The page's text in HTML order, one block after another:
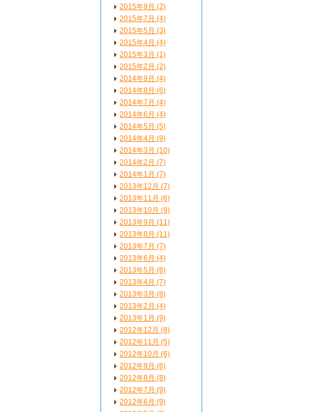
2015年9月 (2)
2015年7月 (4)
2015年5月 (3)
2015年4月 (4)
2015年3月 (1)
2015年2月 (2)
2014年9月 (4)
2014年8月 (6)
2014年7月 (4)
2014年6月 (4)
2014年5月 (5)
2014年4月 (9)
2014年3月 (10)
2014年2月 (7)
2014年1月 (7)
2013年12月 (7)
2013年11月 (6)
2013年10月 (9)
2013年9月 (11)
2013年8月 (11)
2013年7月 (7)
2013年6月 (4)
2013年5月 (6)
2013年4月 (7)
2013年3月 (8)
2013年2月 (4)
2013年1月 (9)
2012年12月 (8)
2012年11月 (5)
2012年10月 (6)
2012年9月 (6)
2012年8月 (8)
2012年7月 (9)
2012年6月 (9)